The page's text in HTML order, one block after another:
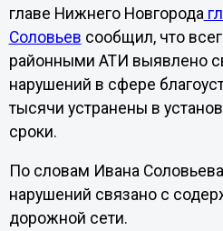
главе Нижнего Новгорода
Соловьев сообщил, что
районными АТИ выявлено
нарушений в сфере
тысячи устранены в
сроки.
По словам Ивана
нарушений связано с
дорожной сети.